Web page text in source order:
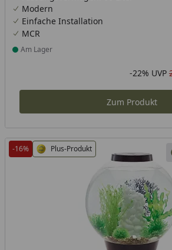
verborgen.
Modern
Einfache Installation
MCR
Produkt am Lager
Am Lager
Rabatt in
-22% UVP
Aktueller
Zum Produkt
-16% Plus-Produkt